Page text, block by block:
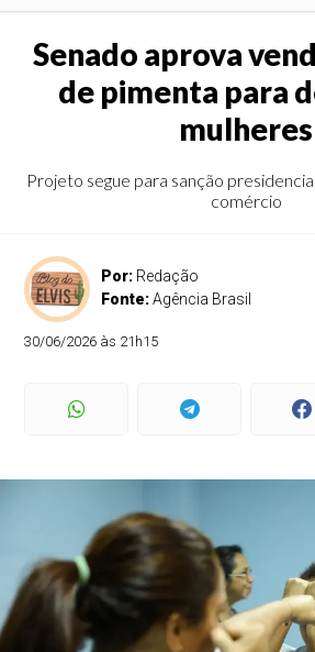
Senado aprova
de pimenta para
mulheres
Projeto segue para sanção
comércio
Por: Redação
Fonte:Agência Brasil
30/06/2026 às 21h15